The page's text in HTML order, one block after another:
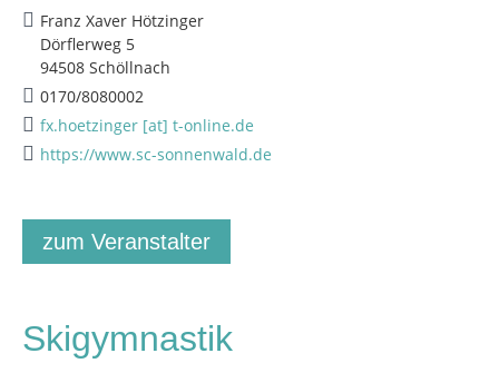
Franz Xaver Hötzinger
Dörflerweg 5
94508 Schöllnach
0170/8080002
fx.hoetzinger [at] t-online.de
https://www.sc-sonnenwald.de
zum Veranstalter
Skigymnastik